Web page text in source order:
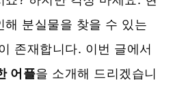
해 분실물을 찾을 수 있는
존재합니다. 이번 글에서
어플을 소개해 드리겠습니